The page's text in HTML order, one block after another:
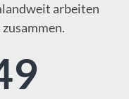
arbeiten